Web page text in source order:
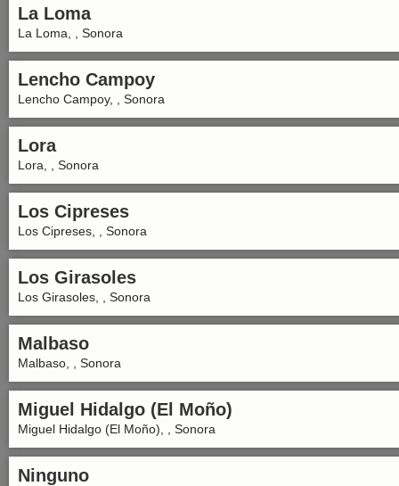
La Loma
La Loma, , Sonora
Lencho Campoy
Lencho Campoy, , Sonora
Lora
Lora, , Sonora
Los Cipreses
Los Cipreses, , Sonora
Los Girasoles
Los Girasoles, , Sonora
Malbaso
Malbaso, , Sonora
Miguel Hidalgo (El Moño)
Miguel Hidalgo (El Moño), , Sonora
Ninguno